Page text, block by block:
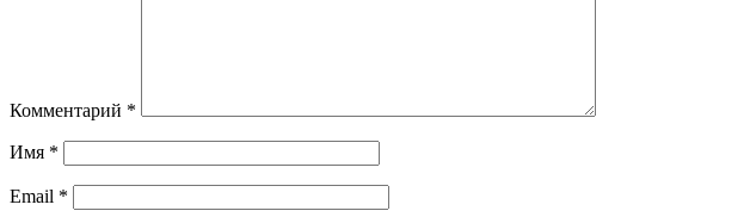
Комментарий *
Имя *
Email *